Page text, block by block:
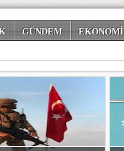
GÜNDEM EKONOMİ